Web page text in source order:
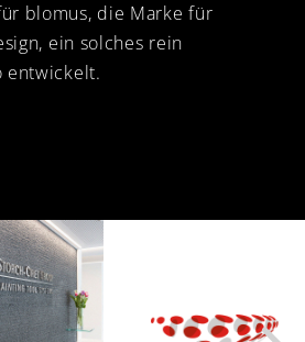
blomus, die Marke für
ein solches rein
entwickelt.